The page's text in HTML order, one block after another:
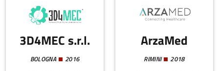
3D4MEC s.r.l.
BOLOGNA 2016
ArzaMed
RIMINI 2018